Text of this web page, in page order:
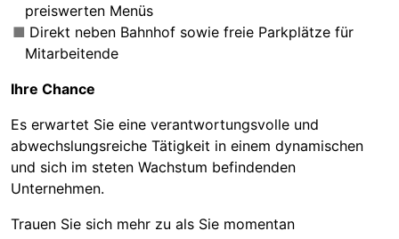
preiswerten Menüs
Direkt neben Bahnhof sowie freie Parkplätze für
Mitarbeitende
Ihre Chance
Es erwartet Sie eine verantwortungsvolle und
abwechslungsreiche Tätigkeit in einem dynamischen
und sich im steten Wachstum befindenden
Unternehmen.
Trauen Sie sich mehr zu als Sie momentan